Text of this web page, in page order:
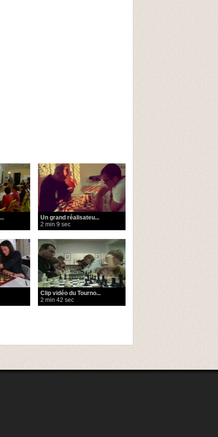
Un grand réalisateu...
2 min 9 sec
Clip vidéo du Tourno...
2 min 42 sec